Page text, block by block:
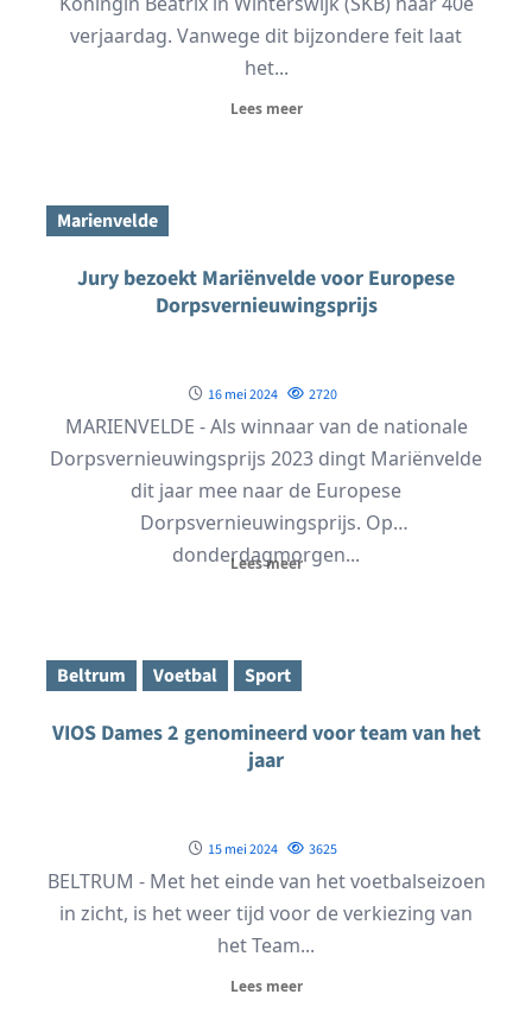
verjaardag. Vanwege dit bijzondere feit laat
het...
Lees meer
Marienvelde
Jury bezoekt Mariënvelde voor Europese
Dorpsvernieuwingsprijs
16 mei 2024 2720
MARIENVELDE - Als winnaar van de nationale
Dorpsvernieuwingsprijs 2023 dingt Mariënvelde
dit jaar mee naar de Europese
Dorpsvernieuwingsprijs. Op
donderdagmorgen...
Lees meer
Beltrum Voetbal Sport
VIOS Dames 2 genomineerd voor team van het
jaar
15 mei 2024 3625
BELTRUM - Met het einde van het voetbalseizoen
in zicht, is het weer tijd voor de verkiezing van
het Team...
Lees meer